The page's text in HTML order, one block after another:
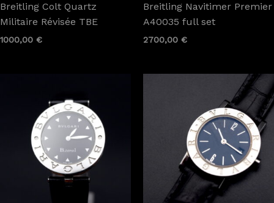
Breitling Colt Quartz
Militaire Révisée TBE
1000,00 €
Breitling Navitimer Premier
A40035 full set
2700,00 €